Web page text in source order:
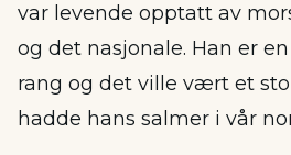
var levende opptatt av
og det nasjonale. Han er
rang og det ville vært et
hadde hans salmer i vår